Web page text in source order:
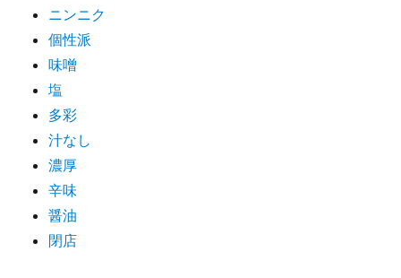
ン
ニンニク
個性派
味噌
塩
多彩
汁なし
濃厚
辛味
醤油
閉店